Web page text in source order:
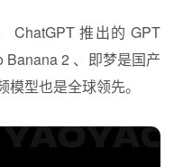
ChatGPT 推出的 GPT
Banana 2 、即梦是国产
型也是全球领先。